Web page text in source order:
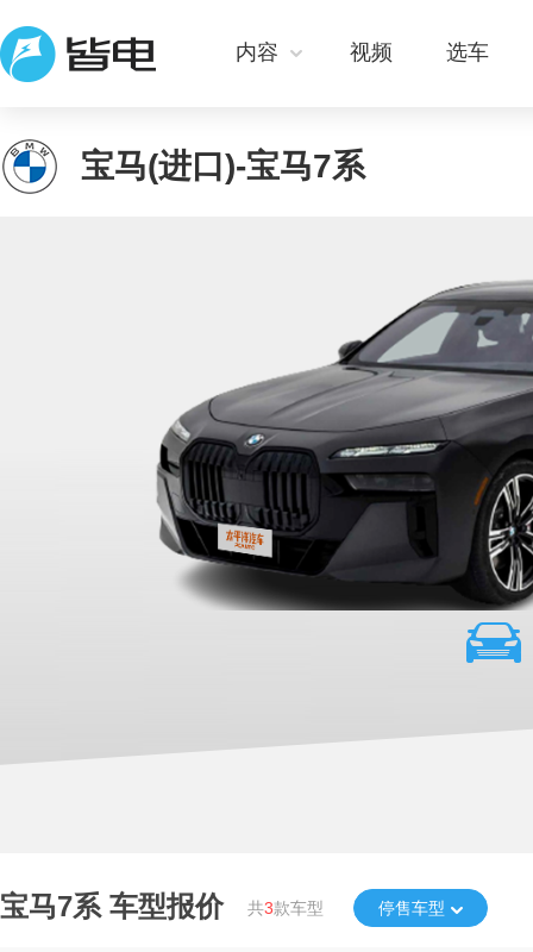
内容 视频 选车
宝马(进口)-宝马7系
宝马7系 车型报价 共3款车型 停售车型